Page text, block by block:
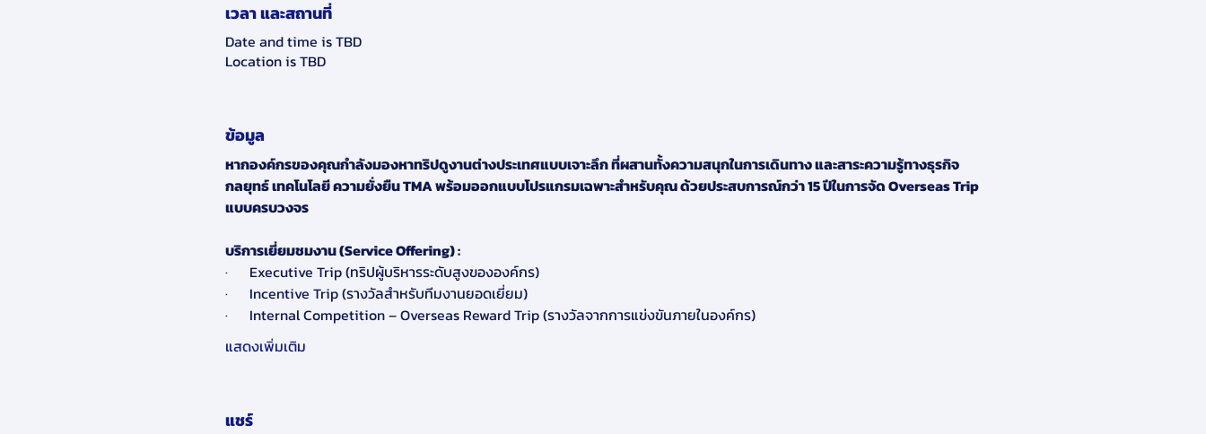
เวลา และสถานที่
Date and time is TBD
Location is TBD
ข้อมูล
หากองค์กรของคุณกำลังมองหาทริปดูงานต่างประเทศแบบเจาะลึก ที่ผสานทั้งความสนุกในการเดินทาง และสาระความรู้ทางธุรกิจ
กลยุทธ์ เทคโนโลยี ความยั่งยืน TMA พร้อมออกแบบโปรแกรมเฉพาะสำหรับคุณ ด้วยประสบการณ์กว่า 15 ปีในการจัด Overseas Trip
แบบครบวงจร
บริการเยี่ยมชมงาน (Service Offering) :
·      Executive Trip (ทริปผู้บริหารระดับสูงขององค์กร)
·      Incentive Trip (รางวัลสำหรับทีมงานยอดเยี่ยม)
·      Internal Competition – Overseas Reward Trip (รางวัลจากการแข่งขันภายในองค์กร)
แสดงเพิ่มเติม
แชร์